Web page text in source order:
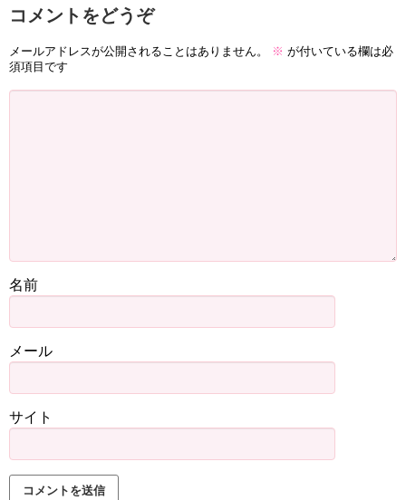
コメントをどうぞ
メールアドレスが公開されることはありません。 ※ が付いている欄は必
須項目です
名前
メール
サイト